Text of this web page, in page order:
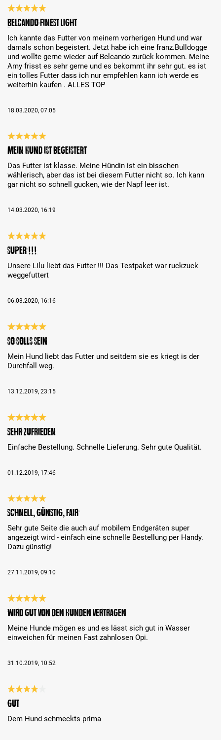
Bewertung mit 5 von 5 Sternen
Belcando Finest Light
Ich kannte das Futter von meinem vorherigen Hund und war
damals schon begeistert. Jetzt habe ich eine franz.Bulldogge
und wollte gerne wieder auf Belcando zurück kommen. Meine
Amy frisst es sehr gerne und es bekommt ihr sehr gut. es ist
ein tolles Futter dass ich nur empfehlen kann ich werde es
weiterhin kaufen . ALLES TOP
18.03.2020, 07:05
Bewertung mit 5 von 5 Sternen
Mein Hund ist begeistert
Das Futter ist klasse. Meine Hündin ist ein bisschen
wählerisch, aber das ist bei diesem Futter nicht so. Ich kann
gar nicht so schnell gucken, wie der Napf leer ist.
14.03.2020, 16:19
Bewertung mit 5 von 5 Sternen
Super !!!
Unsere Lilu liebt das Futter !!! Das Testpaket war ruckzuck
weggefuttert
06.03.2020, 16:16
Bewertung mit 5 von 5 Sternen
So solls sein
Mein Hund liebt das Futter und seitdem sie es kriegt is der
Durchfall weg.
13.12.2019, 23:15
Bewertung mit 5 von 5 Sternen
Sehr zufrieden
Einfache Bestellung. Schnelle Lieferung. Sehr gute Qualität.
01.12.2019, 17:46
Bewertung mit 5 von 5 Sternen
Schnell, günstig, fair
Sehr gute Seite die auch auf mobilem Endgeräten super
angezeigt wird - einfach eine schnelle Bestellung per Handy.
Dazu günstig!
27.11.2019, 09:10
Bewertung mit 5 von 5 Sternen
Wird gut von den Hunden vertragen
Meine Hunde mögen es und es lässt sich gut in Wasser
einweichen für meinen Fast zahnlosen Opi.
31.10.2019, 10:52
Bewertung mit 4 von 5 Sternen
gut
Dem Hund schmeckts prima